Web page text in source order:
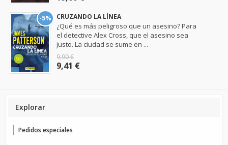
-5% CRUZANDO LA LÍNEA
¿Qué es más peligroso que un asesino? Para
el detective Alex Cross, que el asesino sea
justo. La ciudad se sume en ...
9,90 €
9,41 €
Explorar
Pedidos especiales